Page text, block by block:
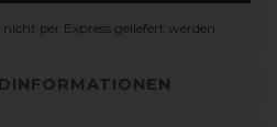
per Express geliefert werden.